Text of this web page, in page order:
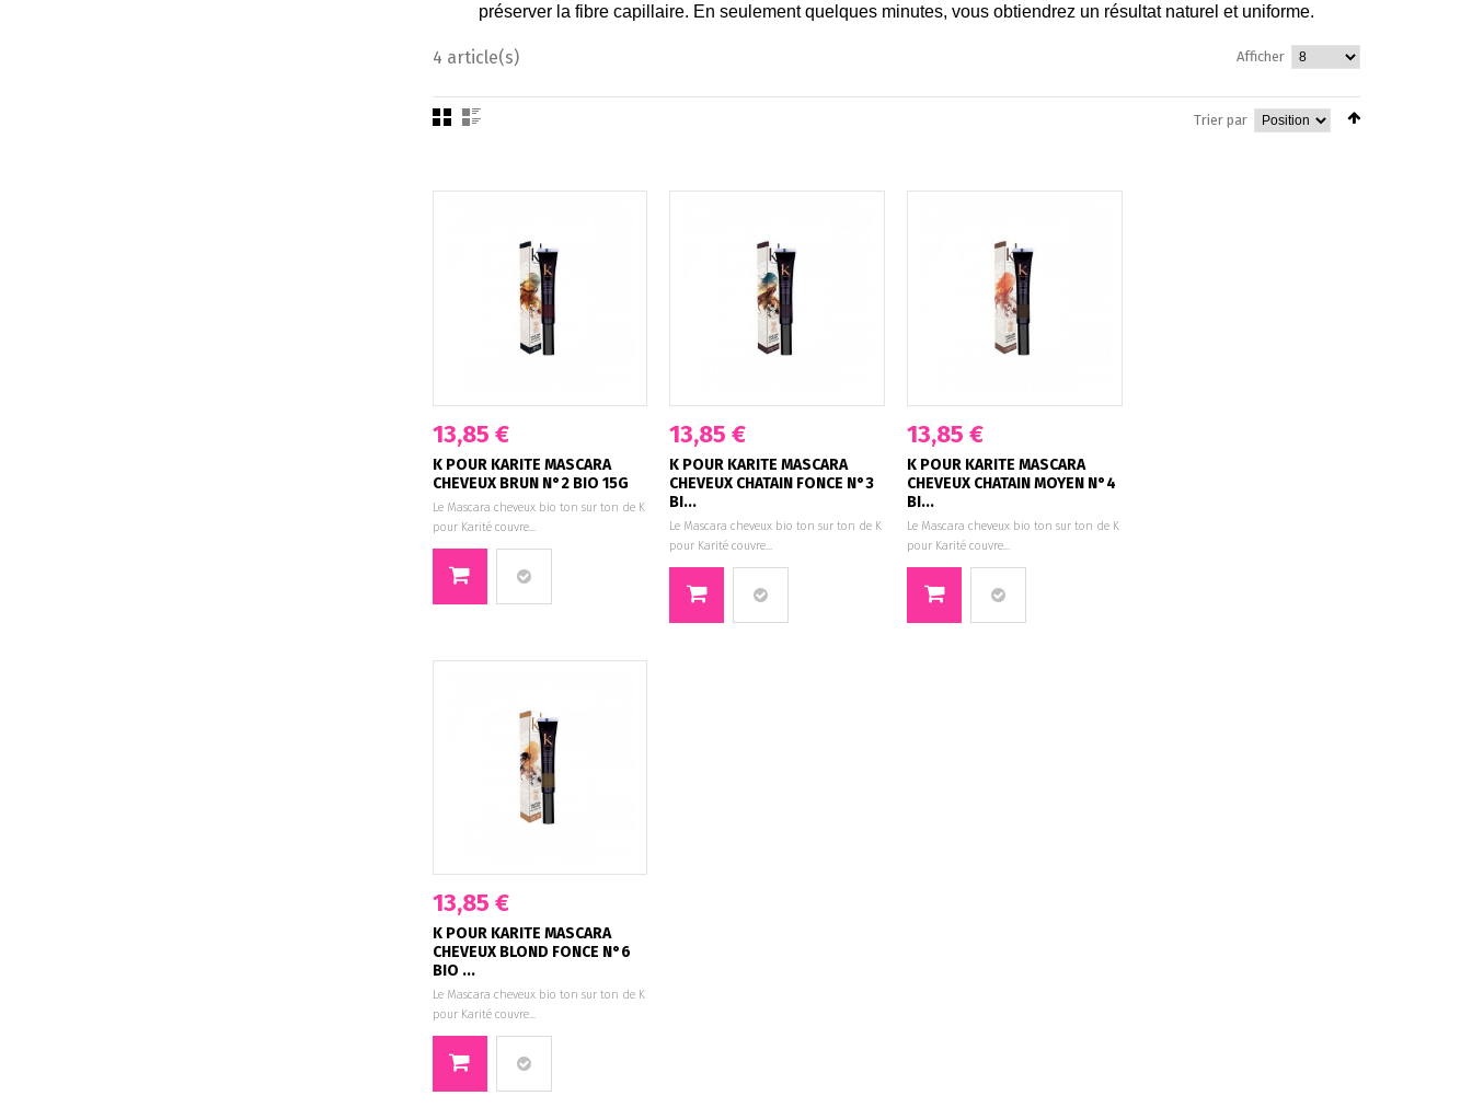
préserver la fibre capillaire. En seulement quelques minutes, vous obtiendrez un résultat naturel et uniforme.
4 article(s) Afficher
Trier par
13,85 €
K POUR KARITE MASCARA
CHEVEUX BRUN N°2 BIO 15G
Le Mascara cheveux bio ton sur ton de K
pour Karité couvre...
13,85 €
K POUR KARITE MASCARA
CHEVEUX CHATAIN FONCE N°3
BI...
Le Mascara cheveux bio ton sur ton de K
pour Karité couvre...
13,85 €
K POUR KARITE MASCARA
CHEVEUX CHATAIN MOYEN N°4
BI...
Le Mascara cheveux bio ton sur ton de K
pour Karité couvre...
13,85 €
K POUR KARITE MASCARA
CHEVEUX BLOND FONCE N°6
BIO ...
Le Mascara cheveux bio ton sur ton de K
pour Karité couvre...